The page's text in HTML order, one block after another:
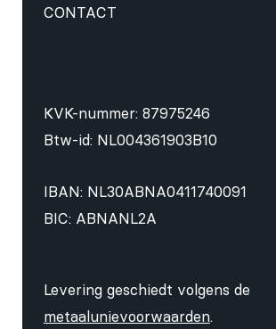
CONTACT
KVK-nummer: 87975246
Btw-id: NL004361903B10
IBAN: NL30ABNA0411740091
BIC: ABNANL2A
Levering geschiedt volgens de
metaalunievoorwaarden.